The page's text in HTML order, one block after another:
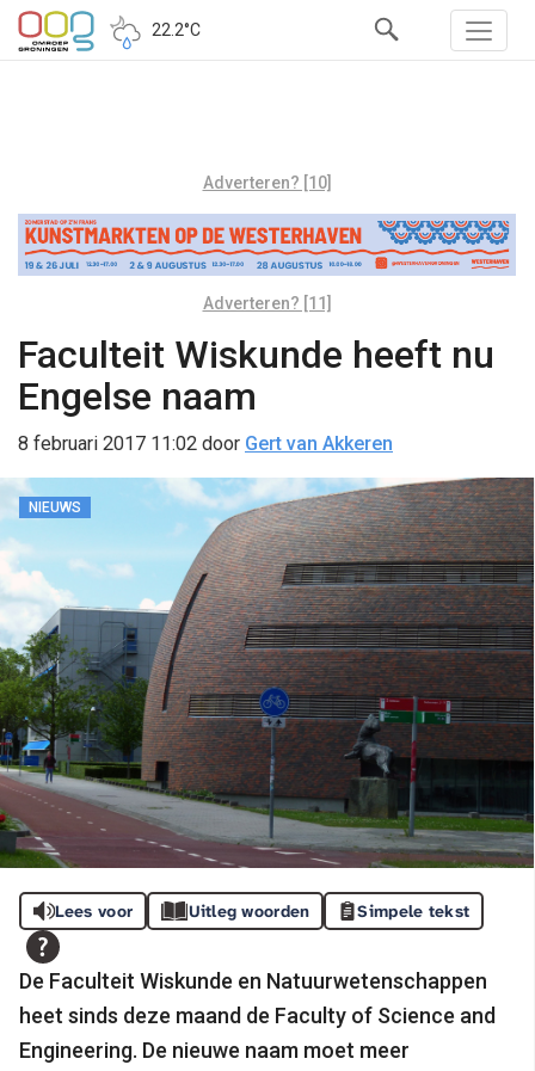
22.2°C
Adverteren? [10]
Adverteren? [11]
Faculteit Wiskunde heeft nu
Engelse naam
8 februari 2017 11:02 door Gert van Akkeren
NIEUWS
Lees voor Uitleg woorden Simpele tekst
De Faculteit Wiskunde en Natuurwetenschappen
heet sinds deze maand de Faculty of Science and
Engineering. De nieuwe naam moet meer